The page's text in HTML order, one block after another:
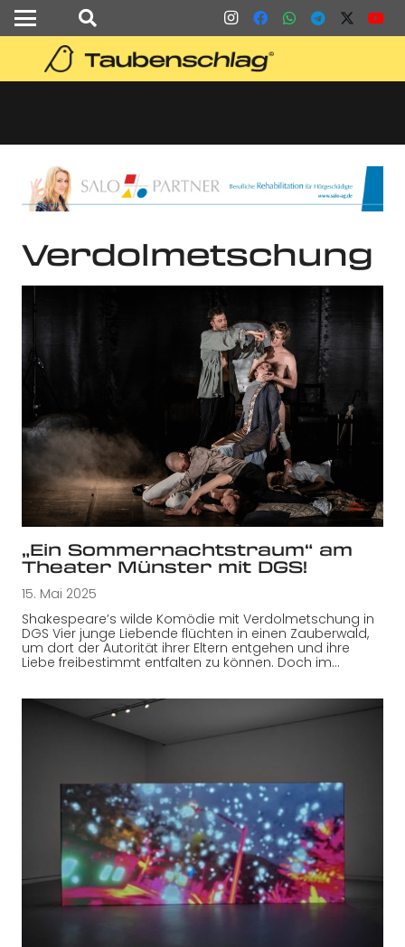
Verdolmetschung
„Ein Sommernachtstraum“ am
Theater Münster mit DGS!
15. Mai 2025
Shakespeare’s wilde Komödie mit Verdolmetschung in
DGS Vier junge Liebende flüchten in einen Zauberwald,
um dort der Autorität ihrer Eltern entgehen und ihre
Liebe freibestimmt entfalten zu können. Doch im…